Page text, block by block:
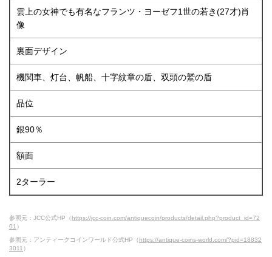
雲上の女神でも有名なフランツ・ヨーゼフ1世の若き(27才)肖
像
裏面デザイン
機関車、灯台、帆船、十字紋章の盾、双頭の鷲の盾
品位
銀90％
額面
2ターラー
参照元：JCC公式HP（https://jcc-coin.com/antiquecoin/products/detail.php?product_id=72
01 ）
参照元：アンティークコインワールド公式HP（https://antique-coins-world.com/?pid=18832
3011 ）